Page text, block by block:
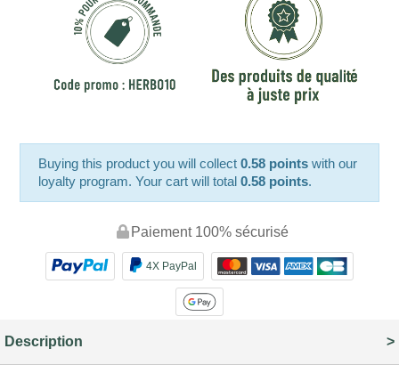
Buying this product you will collect0.58 points with our
loyalty program. Your cart will total0.58 points.
Paiement 100% sécurisé
4X PayPal
Description